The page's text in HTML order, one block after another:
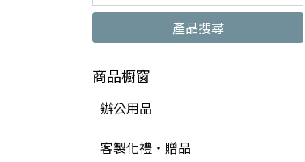
產品搜尋
商品櫥窗
辦公用品
客製化禮‧贈品